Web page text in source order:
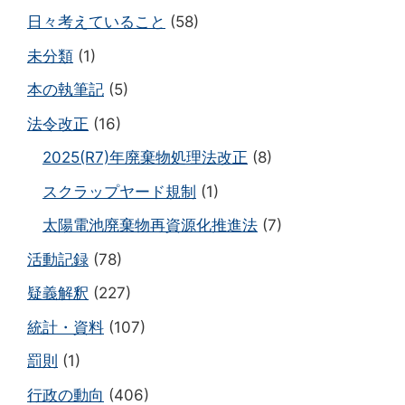
日々考えていること (58)
未分類 (1)
本の執筆記 (5)
法令改正 (16)
2025(R7)年廃棄物処理法改正 (8)
スクラップヤード規制 (1)
太陽電池廃棄物再資源化推進法 (7)
活動記録 (78)
疑義解釈 (227)
統計・資料 (107)
罰則 (1)
行政の動向 (406)